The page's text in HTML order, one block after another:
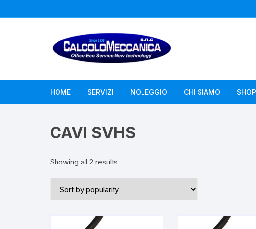
al
HOME SERVIZI
Assistenza Fotocopiatori
Assistenza Misuratori Fiscali
Assistenza Telecamere
NOLEGGIO CHI SIAMO SHOP
CAVI SVHS
Showing all 2 results